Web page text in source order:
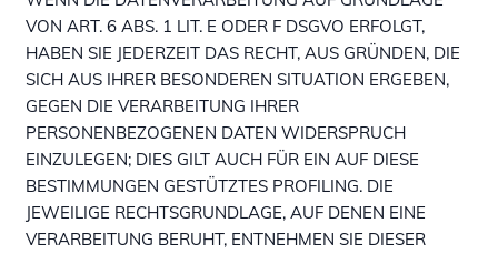
VON ART. 6 ABS. 1 LIT. E ODER F DSGVO ERFOLGT,
HABEN SIE JEDERZEIT DAS RECHT, AUS GRÜNDEN, DIE
SICH AUS IHRER BESONDEREN SITUATION ERGEBEN,
GEGEN DIE VERARBEITUNG IHRER
PERSONENBEZOGENEN DATEN WIDERSPRUCH
EINZULEGEN; DIES GILT AUCH FÜR EIN AUF DIESE
BESTIMMUNGEN GESTÜTZTES PROFILING. DIE
JEWEILIGE RECHTSGRUNDLAGE, AUF DENEN EINE
VERARBEITUNG BERUHT, ENTNEHMEN SIE DIESER